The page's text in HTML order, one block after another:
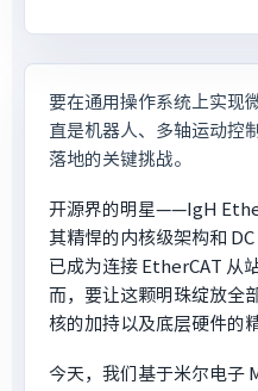
要在通用操作系统上实现
直是机器人、多轴运动控
落地的关键挑战。
开源界的明星——IgH
其精悍的内核级架构和
已成为连接 EtherCAT 从
而，要让这颗明珠绽放全
核的加持以及底层硬件的
今天，我们基于米尔电子